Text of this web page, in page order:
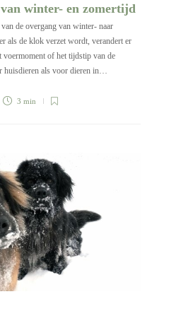
winter- en zomertijd
de overgang van winter- naar
als de klok verzet wordt, verandert er
of het tijdstip van de
huisdieren als voor dieren in…
3 min